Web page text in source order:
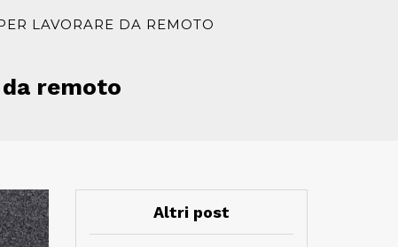
LAVORARE DA REMOTO
remoto
Altri post